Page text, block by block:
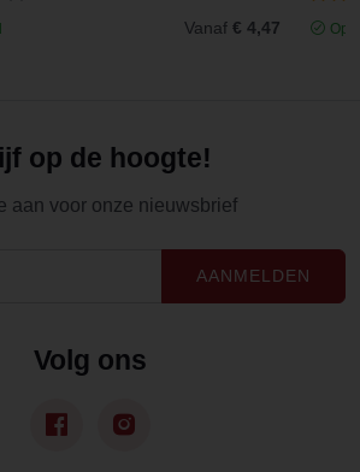
Vanaf € 4,47 Op
op de hoogte!
aan voor onze nieuwsbrief
AANMELDEN
Volg ons